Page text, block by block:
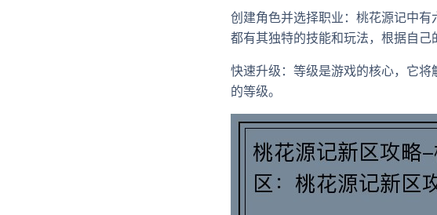
创建角色并选择职业：桃花源记中
都有其独特的技能和玩法，根据自己
快速升级：等级是游戏的核心，它
的等级。